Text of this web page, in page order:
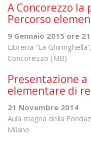
A Concorezzo
Percorso
9 Gennaio 2015 ore 21
Libreria “La
Concorezzo (MB)
Presentazione a
elementare di
21 Novembre 2014
Aula magna della
Milano